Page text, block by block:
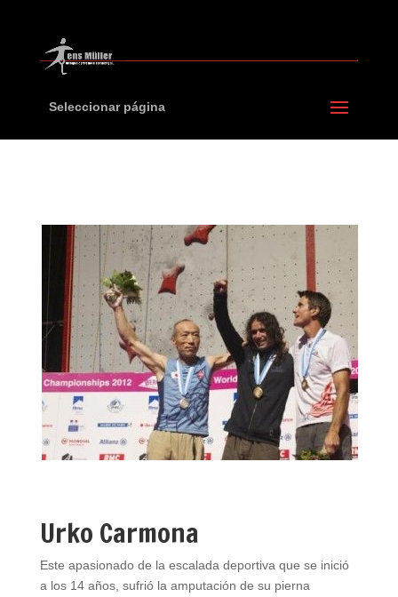
Seleccionar página
Urko Carmona
Este apasionado de la escalada deportiva que se inició
a los 14 años, sufrió la amputación de su pierna